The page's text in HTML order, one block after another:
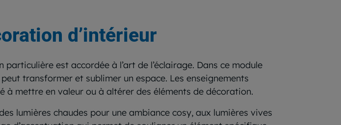
d’intérieur
est accordée à l’art de l’éclairage. Dans ce module
transformer et sublimer un espace. Les enseignements
à mettre en valeur ou à altérer des éléments de décoration.
lumières chaudes pour une ambiance cosy, aux lumières vives